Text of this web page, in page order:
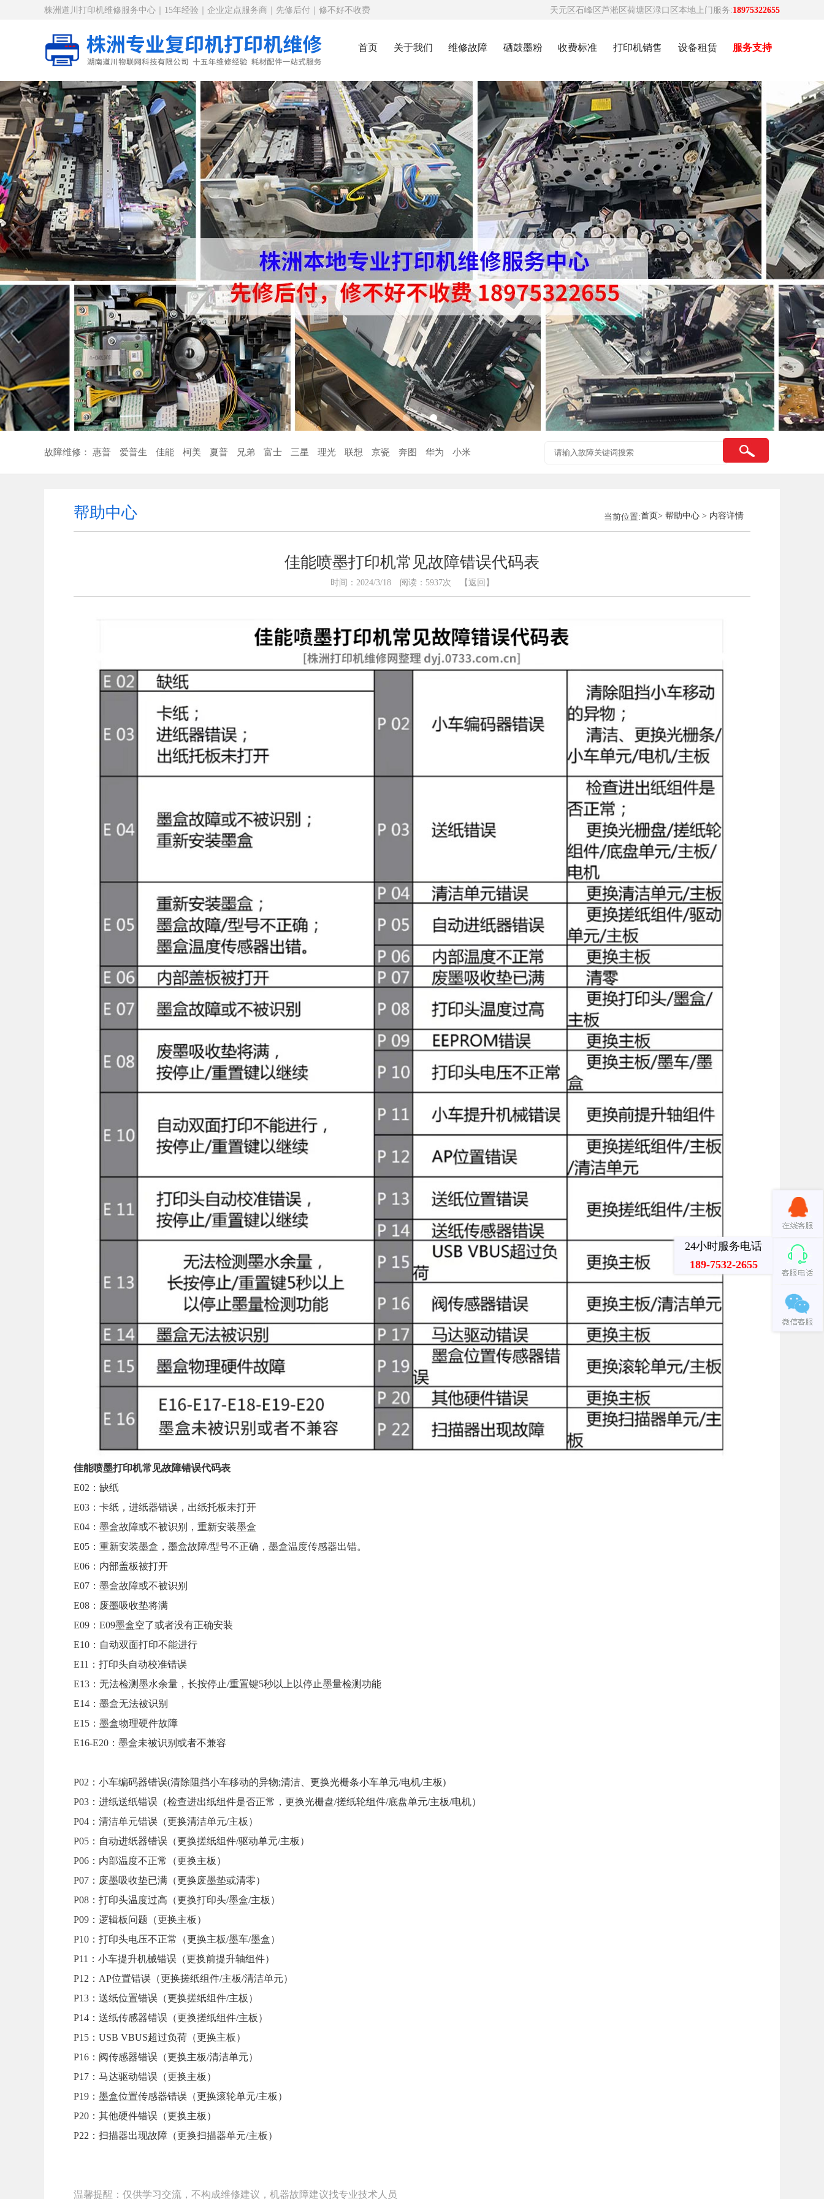
株洲道川打印机维修服务中心｜15年经验｜企业定点服务商｜先修后付｜修不好不收费 天元区石峰区芦淞区荷塘区渌口区本地上门服务:18975322655
首页 关于我们 维修故障 硒鼓墨粉 收费标准 打印机销售 设备租赁 服务支持
故障维修： 惠普 爱普生 佳能 柯美 夏普 兄弟 富士 三星 理光 联想 京瓷 奔图 华为 小米
帮助中心 当前位置:首页> 帮助中心 > 内容详情
佳能喷墨打印机常见故障错误代码表
时间：2024/3/18 阅读：5937次 【返回】
佳能喷墨打印机常见故障错误代码表
E02：缺纸
E03：卡纸，进纸器错误，出纸托板未打开
E04：墨盒故障或不被识别，重新安装墨盒
E05：重新安装墨盒，墨盒故障/型号不正确，墨盒温度传感器出错。
E06：内部盖板被打开
E07：墨盒故障或不被识别
E08：废墨吸收垫将满
E09：E09墨盒空了或者没有正确安装
E10：自动双面打印不能进行
E11：打印头自动校准错误
E13：无法检测墨水余量，长按停止/重置键5秒以上以停止墨量检测功能
E14：墨盒无法被识别
E15：墨盒物理硬件故障
E16-E20：墨盒未被识别或者不兼容
P02：小车编码器错误(清除阻挡小车移动的异物;清洁、更换光栅条小车单元/电机/主板)
P03：进纸送纸错误（检查进出纸组件是否正常，更换光栅盘/搓纸轮组件/底盘单元/主板/电机）
P04：清洁单元错误（更换清洁单元/主板）
P05：自动进纸器错误（更换搓纸组件/驱动单元/主板）
P06：内部温度不正常（更换主板）
P07：废墨吸收垫已满（更换废墨垫或清零）
P08：打印头温度过高（更换打印头/墨盒/主板）
P09：逻辑板问题（更换主板）
P10：打印头电压不正常（更换主板/墨车/墨盒）
P11：小车提升机械错误（更换前提升轴组件）
P12：AP位置错误（更换搓纸组件/主板/清洁单元）
P13：送纸位置错误（更换搓纸组件/主板）
P14：送纸传感器错误（更换搓纸组件/主板）
P15：USB VBUS超过负荷（更换主板）
P16：阀传感器错误（更换主板/清洁单元）
P17：马达驱动错误（更换主板）
P19：墨盒位置传感器错误（更换滚轮单元/主板）
P20：其他硬件错误（更换主板）
P22：扫描器出现故障（更换扫描器单元/主板）
温馨提醒：仅供学习交流，不构成维修建议，机器故障建议找专业技术人员
24小时服务电话
189-7532-2655